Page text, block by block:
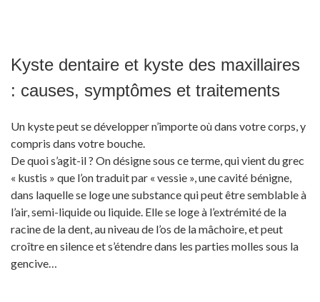
Kyste dentaire et kyste des maxillaires
: causes, symptômes et traitements
Un kyste peut se développer n’importe où dans votre corps, y
compris dans votre bouche.
De quoi s’agit-il ? On désigne sous ce terme, qui vient du grec
« kustis » que l’on traduit par « vessie », une cavité bénigne,
dans laquelle se loge une substance qui peut être semblable à
l’air, semi-liquide ou liquide. Elle se loge à l’extrémité de la
racine de la dent, au niveau de l’os de la mâchoire, et peut
croître en silence et s’étendre dans les parties molles sous la
gencive…